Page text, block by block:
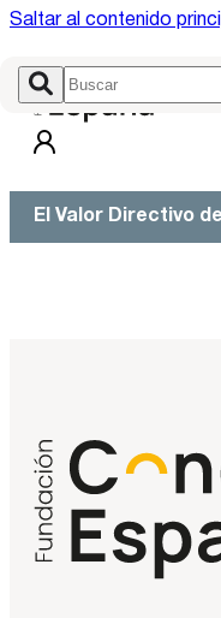
Saltar al contenido
El Valor Directivo